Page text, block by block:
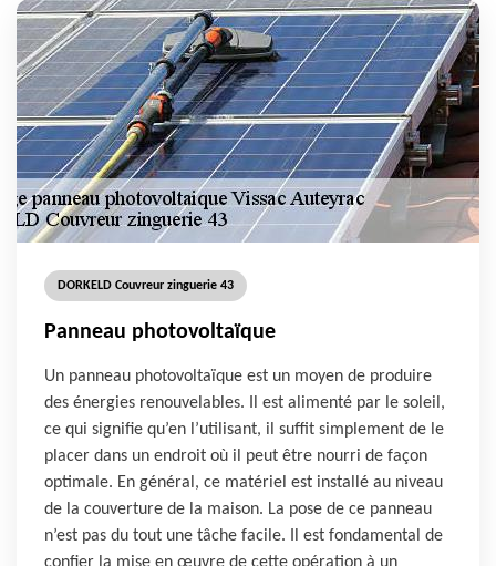
DORKELD Couvreur zinguerie 43
Panneau photovoltaïque
Un panneau photovoltaïque est un moyen de produire
des énergies renouvelables. Il est alimenté par le soleil,
ce qui signifie qu’en l’utilisant, il suffit simplement de le
placer dans un endroit où il peut être nourri de façon
optimale. En général, ce matériel est installé au niveau
de la couverture de la maison. La pose de ce panneau
n’est pas du tout une tâche facile. Il est fondamental de